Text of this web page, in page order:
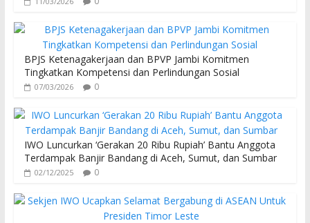
BPJS Ketenagakerjaan dan BPVP Jambi Komitmen
Tingkatkan Kompetensi dan Perlindungan Sosial
07/03/2026 0
IWO Luncurkan ‘Gerakan 20 Ribu Rupiah’ Bantu Anggota
Terdampak Banjir Bandang di Aceh, Sumut, dan Sumbar
02/12/2025 0